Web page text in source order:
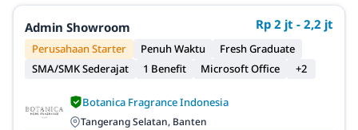
Admin Showroom Rp 2 jt - 2,2 jt
Perusahaan Starter Penuh Waktu
Fresh Graduate
SMA/SMK Sederajat
1 Benefit Microsoft Office +2
Botanica Fragrance Indonesia
Tangerang Selatan, Banten